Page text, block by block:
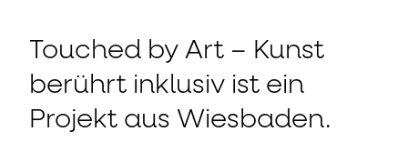
Touched by Art – Kunst
berührt inklusiv ist ein
Projekt aus Wiesbaden.